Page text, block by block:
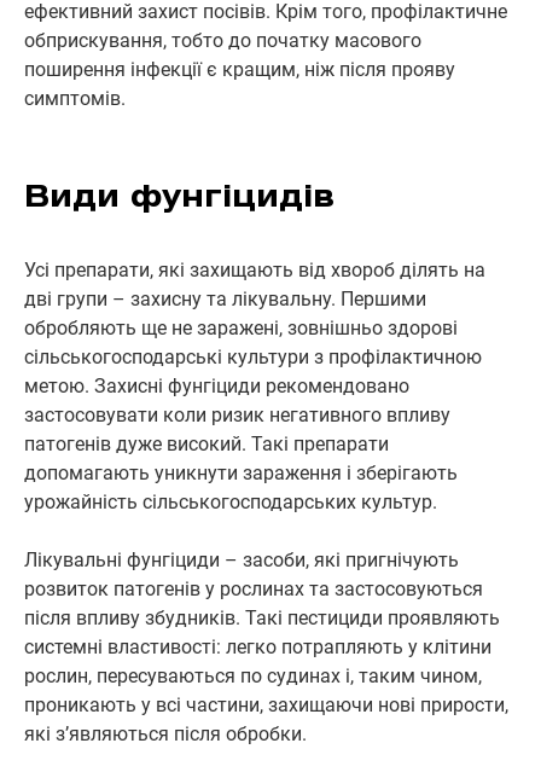
ефективний захист посівів. Крім того, профілактичне
обприскування, тобто до початку масового
поширення інфекції є кращим, ніж після прояву
симптомів.
Види фунгіцидів
Усі препарати, які захищають від хвороб ділять на
дві групи – захисну та лікувальну. Першими
обробляють ще не заражені, зовнішньо здорові
сільськогосподарські культури з профілактичною
метою. Захисні фунгіциди рекомендовано
застосовувати коли ризик негативного впливу
патогенів дуже високий. Такі препарати
допомагають уникнути зараження і зберігають
урожайність сільськогосподарських культур.
Лікувальні фунгіциди – засоби, які пригнічують
розвиток патогенів у рослинах та застосовуються
після впливу збудників. Такі пестициди проявляють
системні властивості: легко потрапляють у клітини
рослин, пересуваються по судинах і, таким чином,
проникають у всі частини, захищаючи нові прирости,
які з’являються після обробки.